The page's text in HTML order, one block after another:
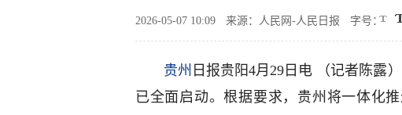
2026-05-07 10:09 来源：人民网-人民日报 字号：
贵州 日报贵阳4月29日电 （记者陈露
已全面启动。根据要求，贵州将一体化